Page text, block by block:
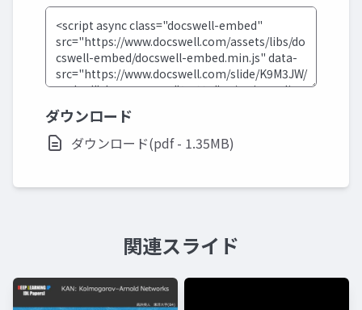
ダウンロード
ダウンロード(pdf - 1.35MB)
関連スライド